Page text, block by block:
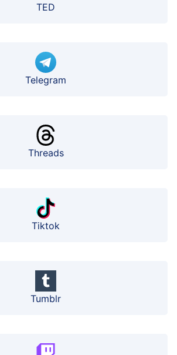
TED
Telegram
Threads
Tiktok
Tumblr